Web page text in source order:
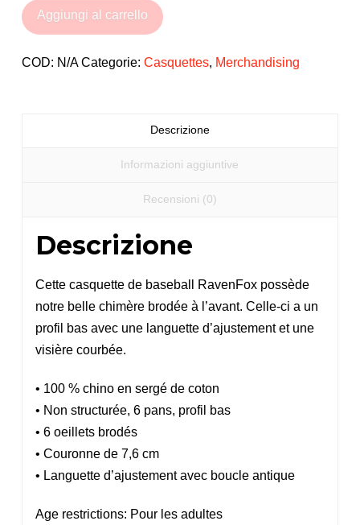
baseball
RavenFox
Aggiungi al carrello
COD: N/A Categorie: Casquettes, Merchandising
Descrizione
Informazioni aggiuntive
Recensioni (0)
Descrizione
Cette casquette de baseball RavenFox possède
notre belle chimère brodée à l’avant. Celle-ci a un
profil bas avec une languette d’ajustement et une
visière courbée.
• 100 % chino en sergé de coton
• Non structurée, 6 pans, profil bas
• 6 oeillets brodés
• Couronne de 7,6 cm
• Languette d’ajustement avec boucle antique
Age restrictions: Pour les adultes